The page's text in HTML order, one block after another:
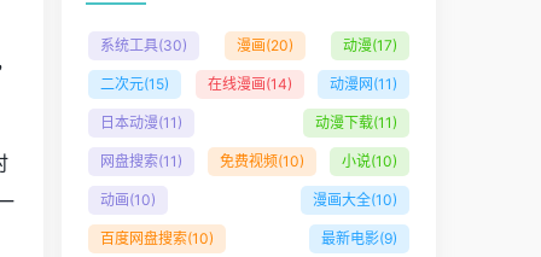
系统工具(30) 漫画(20) 动漫(17)
二次元(15) 在线漫画(14) 动漫网 (11)
日本动漫(11) 动漫下载(11)
网盘搜索(11) 免费视频(10) 小说(10)
动画(10) 漫画大全(10)
百度网盘搜索(10) 最新电影(9)